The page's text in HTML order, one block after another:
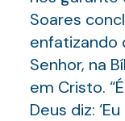
Soares
enfatizando
Senhor, na
em Cristo.
Deus diz: